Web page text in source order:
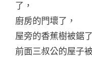
了，
廚房的門壞了，
屋旁的香蕉樹被鋸了
前面三叔公的屋子